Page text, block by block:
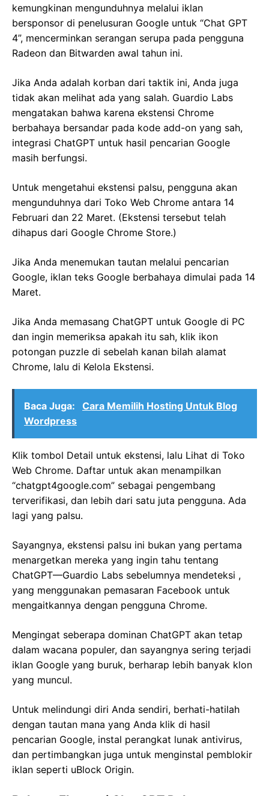
kemungkinan mengunduhnya melalui iklan
bersponsor di penelusuran Google untuk “Chat GPT
4”, mencerminkan serangan serupa pada pengguna
Radeon dan Bitwarden awal tahun ini.
Jika Anda adalah korban dari taktik ini, Anda juga
tidak akan melihat ada yang salah. Guardio Labs
mengatakan bahwa karena ekstensi Chrome
berbahaya bersandar pada kode add-on yang sah,
integrasi ChatGPT untuk hasil pencarian Google
masih berfungsi.
Untuk mengetahui ekstensi palsu, pengguna akan
mengunduhnya dari Toko Web Chrome antara 14
Februari dan 22 Maret. (Ekstensi tersebut telah
dihapus dari Google Chrome Store.)
Jika Anda menemukan tautan melalui pencarian
Google, iklan teks Google berbahaya dimulai pada 14
Maret.
Jika Anda memasang ChatGPT untuk Google di PC
dan ingin memeriksa apakah itu sah, klik ikon
potongan puzzle di sebelah kanan bilah alamat
Chrome, lalu di Kelola Ekstensi.
Baca Juga:
Cara Memilih Hosting Untuk Blog
Wordpress
Klik tombol Detail untuk ekstensi, lalu Lihat di Toko
Web Chrome. Daftar untuk akan menampilkan
“chatgpt4google.com” sebagai pengembang
terverifikasi, dan lebih dari satu juta pengguna. Ada
lagi yang palsu.
Sayangnya, ekstensi palsu ini bukan yang pertama
menargetkan mereka yang ingin tahu tentang
ChatGPT—Guardio Labs sebelumnya mendeteksi ,
yang menggunakan pemasaran Facebook untuk
mengaitkannya dengan pengguna Chrome.
Mengingat seberapa dominan ChatGPT akan tetap
dalam wacana populer, dan sayangnya sering terjadi
iklan Google yang buruk, berharap lebih banyak klon
yang muncul.
Untuk melindungi diri Anda sendiri, berhati-hatilah
dengan tautan mana yang Anda klik di hasil
pencarian Google, instal perangkat lunak antivirus,
dan pertimbangkan juga untuk menginstal pemblokir
iklan seperti uBlock Origin.